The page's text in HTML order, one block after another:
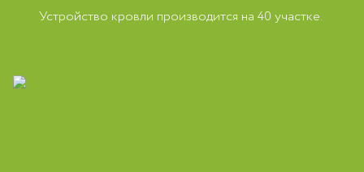
Устройство кровли производится на 40 участке.